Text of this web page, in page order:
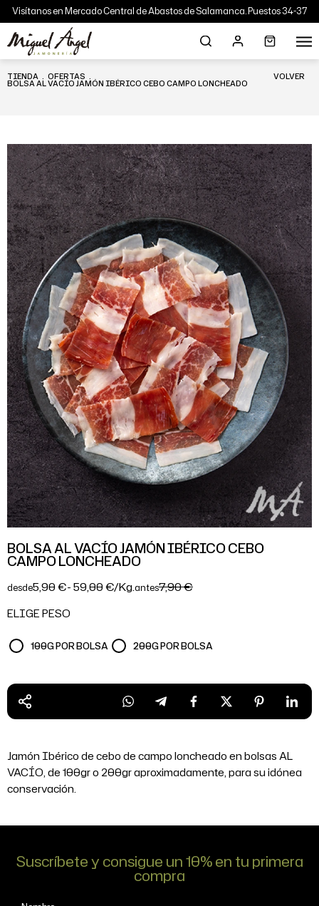
Visítanos en Mercado Central de Abastos de Salamanca. Puestos 34-37
TIENDA . OFERTAS .
BOLSA AL VACÍO JAMÓN IBÉRICO CEBO CAMPO LONCHEADO
VOLVER
BOLSA AL VACÍO JAMÓN IBÉRICO CEBO
CAMPO LONCHEADO
desde5,90 €- 59,00 €/Kg.antes7,90 €
ELIGE PESO
100G POR BOLSA 200G POR BOLSA
Jamón Ibérico de cebo de campo loncheado en bolsas AL
VACÍO, de 100gr o 200gr aproximadamente, para su idónea
conservación.
Suscríbete y consigue un 10% en tu primera
compra